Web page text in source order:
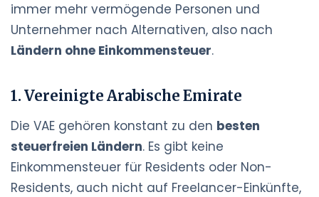
immer mehr vermögende Personen und
Unternehmer nach Alternativen, also nach
Ländern ohne Einkommensteuer.
1. Vereinigte Arabische Emirate
Die VAE gehören konstant zu den besten
steuerfreien Ländern. Es gibt keine
Einkommensteuer für Residents oder Non-
Residents, auch nicht auf Freelancer-Einkünfte,